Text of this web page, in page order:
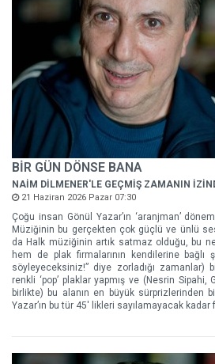
BİR GÜN DÖNSE BANA
NAİM DİLMENER'LE GEÇMİŞ ZAMANIN
21 Haziran 2026 Pazar 07:30
Çoğu insan Gönül Yazar’ın ‘aranjman’
Müziğinin bu gerçekten çok güçlü ve ünlü
da Halk müziğinin artık satmaz olduğu, bu
hem de plak firmalarının kendilerine bağlı
söyleyeceksiniz!” diye zorladığı zamanlar)
renkli ‘pop’ plaklar yapmış ve (Nesrin Sipahi,
birlikte) bu alanın en büyük sürprizlerinden
Yazar’ın bu tür 45' likleri sayılamayacak kadar